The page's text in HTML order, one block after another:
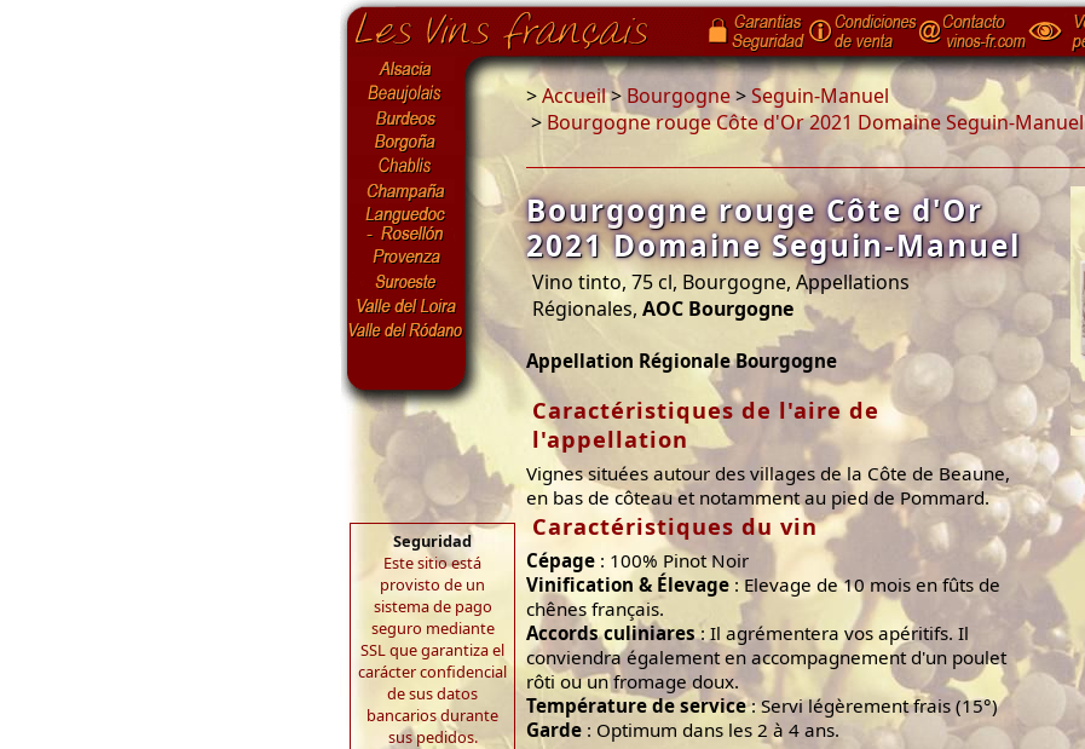
Seguridad
Este sitio está
provisto de un
sistema de pago
seguro mediante
SSL que garantiza el
carácter confidencial
de sus datos
bancarios durante
sus pedidos.
>Accueil>Bourgogne>Seguin-Manuel
> Bourgogne rouge Côte d'Or 2021 Domaine Seguin-Manuel
Bourgogne rouge Côte d'Or
2021 Domaine Seguin-Manuel
Vino tinto, 75 cl, Bourgogne, Appellations
Régionales, AOC Bourgogne
Appellation Régionale Bourgogne
Caractéristiques de l'aire de
l'appellation
Vignes situées autour des villages de la Côte de Beaune,
en bas de côteau et notamment au pied de Pommard.
Caractéristiques du vin
Cépage : 100% Pinot Noir
Vinification & Élevage : Elevage de 10 mois en fûts de
chênes français.
Accords culiniares: Il agrémentera vos apéritifs. Il
conviendra également en accompagnement d'un poulet
rôti ou un fromage doux.
Température de service: Servi légèrement frais (15°)
Garde : Optimum dans les 2 à 4 ans.